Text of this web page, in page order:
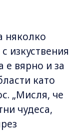
няколко
изкуствения
е вярно и за
като
„Мисля, че
чудеса,